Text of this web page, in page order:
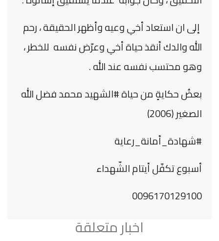
إلى ان استعاد أخي وعيه وأظهر الحقيقة ، رحم
الله والدك أنقذ حياة أخي وعرّض نفسه للخطر ،
وهو محتسب نفسه عند الله .
بعضُ حكايةٍ من حياة #الشهيد محمد فضل الله
الصغير (2006)
#شهادة_أمانة_رعاية
أسبوع تكفّل أيتام الشّهداء
0096170129100
اخبار متعلقة